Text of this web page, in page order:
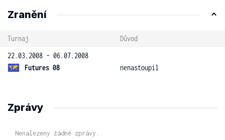
Zranění
Turnaj
Důvod
22.03.2008 - 06.07.2008
Futures 08
nenastoupil
Zprávy
Nenalezeny žádné zprávy.